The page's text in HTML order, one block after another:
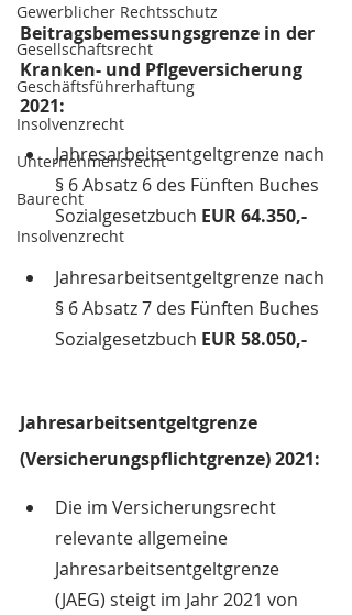
Gewerblicher Rechtsschutz
Gesellschaftsrecht
Geschäftsführerhaftung
Insolvenzrecht
Unternehmensrecht
Baurecht
Insolvenzrecht
Beitragsbemessungsgrenze in der
Kranken- und Pflgeversicherung
2021:
Jahresarbeitsentgeltgrenze nach
§ 6 Absatz 6 des Fünften Buches
Sozialgesetzbuch EUR 64.350,-
Jahresarbeitsentgeltgrenze nach
§ 6 Absatz 7 des Fünften Buches
Sozialgesetzbuch EUR 58.050,-
Jahresarbeitsentgeltgrenze
(Versicherungspflichtgrenze) 2021:
Die im Versicherungsrecht
relevante allgemeine
Jahresarbeitsentgeltgrenze
(JAEG) steigt im Jahr 2021 von